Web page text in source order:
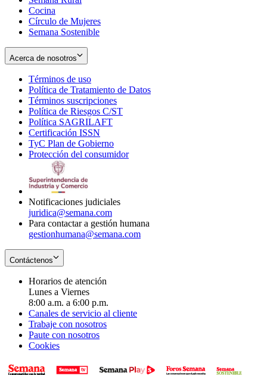
Cocina
Círculo de Mujeres
Semana Sostenible
Acerca de nosotros
Términos de uso
in
new
window
Política de Tratamiento de Datos
Términos suscripciones
in
Política de Riesgos C/ST
Política SAGRILAFT
new
window
Certificación ISSN
in
new
TyC Plan de Gobierno
in
Protección del consumidorOpens
Notificaciones judiciales
juridica@semana.com
Para contactar a gestión humana
gestionhumana@semana.com
Contáctenos
Horarios de atención
Lunes a Viernes
8:00 a.m. a 6:00 p.m.
Canales de servicio al cliente
Trabaje con nosotros
Paute con nosotros
Cookies